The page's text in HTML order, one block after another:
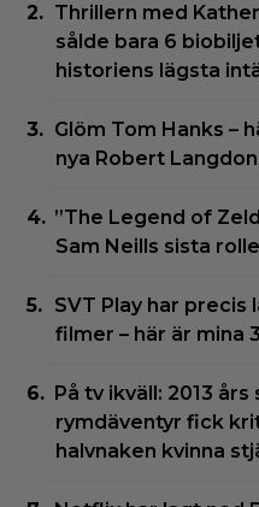
Thrillern med
sålde bara 6
historiens lägsta
Glöm Tom Hanks –
nya Robert
”The Legend of
Sam Neills sista
SVT Play har precis
filmer – här är mina
På tv ikväll: 2013 års
rymdäventyr fick
halvnaken kvinna